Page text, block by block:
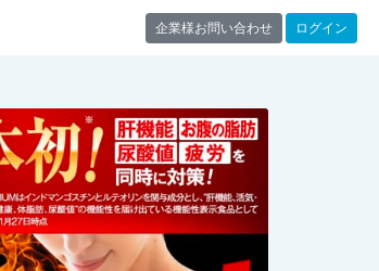
企業様お問い合わせ ログイン